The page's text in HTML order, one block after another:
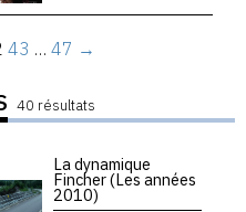
43 … 47 →
40 résultats
La dynamique
Fincher (Les années
2010)